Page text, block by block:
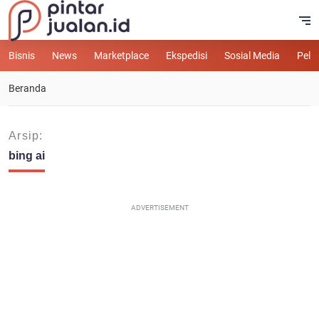
Bisnis News Marketplace Ekspedisi Sosial Media
Beranda
Arsip:
bing ai
ADVERTISEMENT